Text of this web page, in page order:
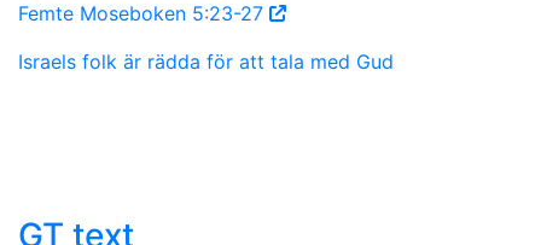
Femte Moseboken 5:23-27
Israels folk är rädda för att tala med Gud
GT text